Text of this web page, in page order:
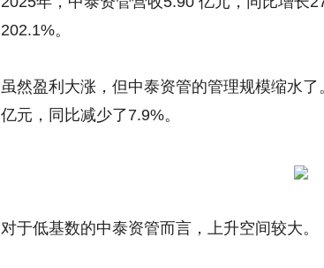
202.1%。
虽然盈利大涨，但中泰资管的管理规模缩水
亿元，同比减少了7.9%。
对于低基数的中泰资管而言，上升空间较大。